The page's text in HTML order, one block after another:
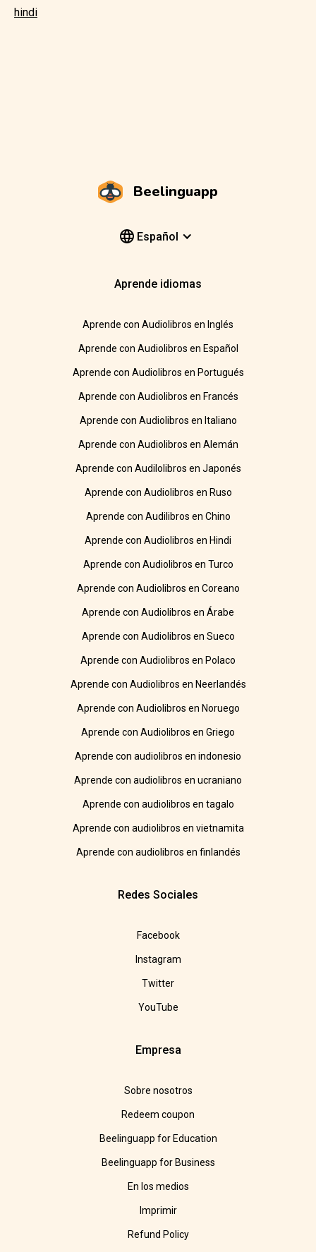
hindi
Beelinguapp
Español
Aprende idiomas
Aprende con Audiolibros en Inglés
Aprende con Audiolibros en Español
Aprende con Audiolibros en Portugués
Aprende con Audiolibros en Francés
Aprende con Audiolibros en Italiano
Aprende con Audiolibros en Alemán
Aprende con Audilolibros en Japonés
Aprende con Audiolibros en Ruso
Aprende con Audilibros en Chino
Aprende con Audiolibros en Hindi
Aprende con Audiolibros en Turco
Aprende con Audiolibros en Coreano
Aprende con Audiolibros en Árabe
Aprende con Audiolibros en Sueco
Aprende con Audiolibros en Polaco
Aprende con Audiolibros en Neerlandés
Aprende con Audiolibros en Noruego
Aprende con Audiolibros en Griego
Aprende con audiolibros en indonesio
Aprende con audiolibros en ucraniano
Aprende con audiolibros en tagalo
Aprende con audiolibros en vietnamita
Aprende con audiolibros en finlandés
Redes Sociales
Facebook
Instagram
Twitter
YouTube
Empresa
Sobre nosotros
Redeem coupon
Beelinguapp for Education
Beelinguapp for Business
En los medios
Imprimir
Refund Policy